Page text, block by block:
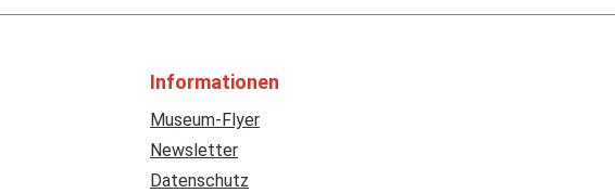
Informationen
Museum-Flyer
Newsletter
Datenschutz